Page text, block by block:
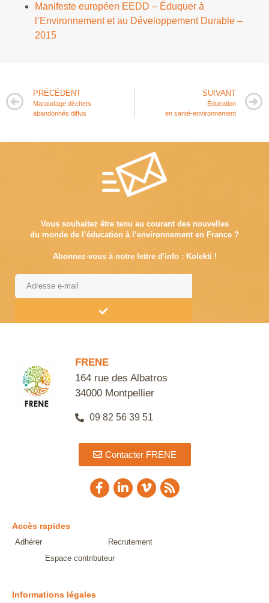
Manifeste européen EEDD – Éduquer à
l’Environnement et au Développement Durable –
2015
PRÉCÉDENT
Maraudage déchets
abandonnés diffus
SUIVANT
Éducation
en santé-environnement
Vous souhaitez être tenu au courant des nouvelles
du monde de l’éducation à l’environnement en France ?
Abonnez-vous à notre lettre d'info : Kolekti !
FRENE
164 rue des Albatros
34000 Montpellier
09 82 56 39 51
Contacter FRENE
Accès rapides
Adhérer
Recrutement
Espace contributeur
Informations légales